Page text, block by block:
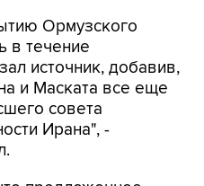
Ормузского
в течение
источник, добавив,
и Маската все еще
совета
Ирана", -